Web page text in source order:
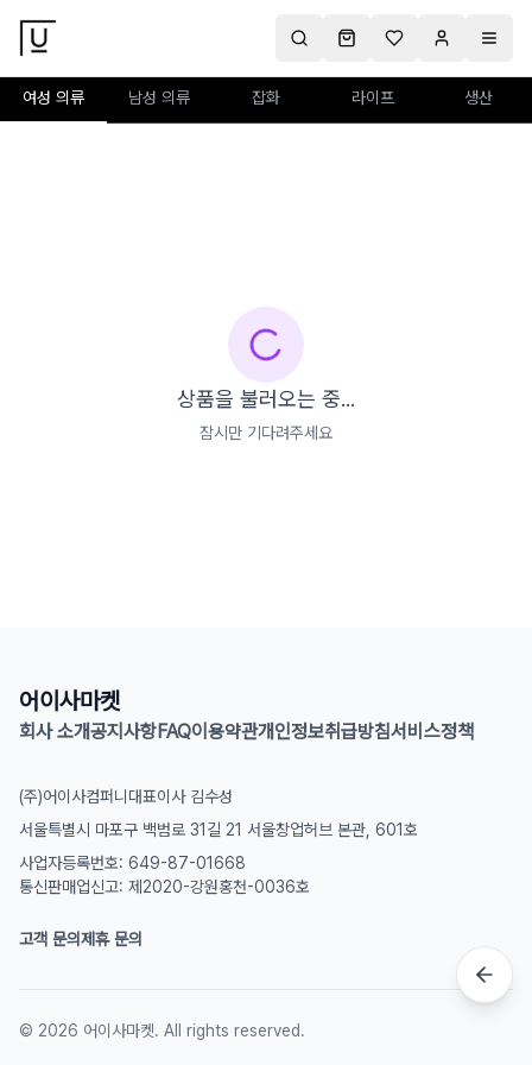
여성 의류 남성 의류 잡화 라이프 생산
상품을 불러오는 중...
잠시만 기다려주세요
어이사마켓
회사 소개공지사항FAQ이용약관개인정보취급방침서비스정책
(주)어이사컴퍼니 대표이사 김수성
서울특별시 마포구 백범로 31길 21 서울창업허브 본관, 601호
사업자등록번호: 649-87-01668
통신판매업신고: 제2020-강원홍천-0036호
고객 문의제휴 문의
© 2026 어이사마켓. All rights reserved.